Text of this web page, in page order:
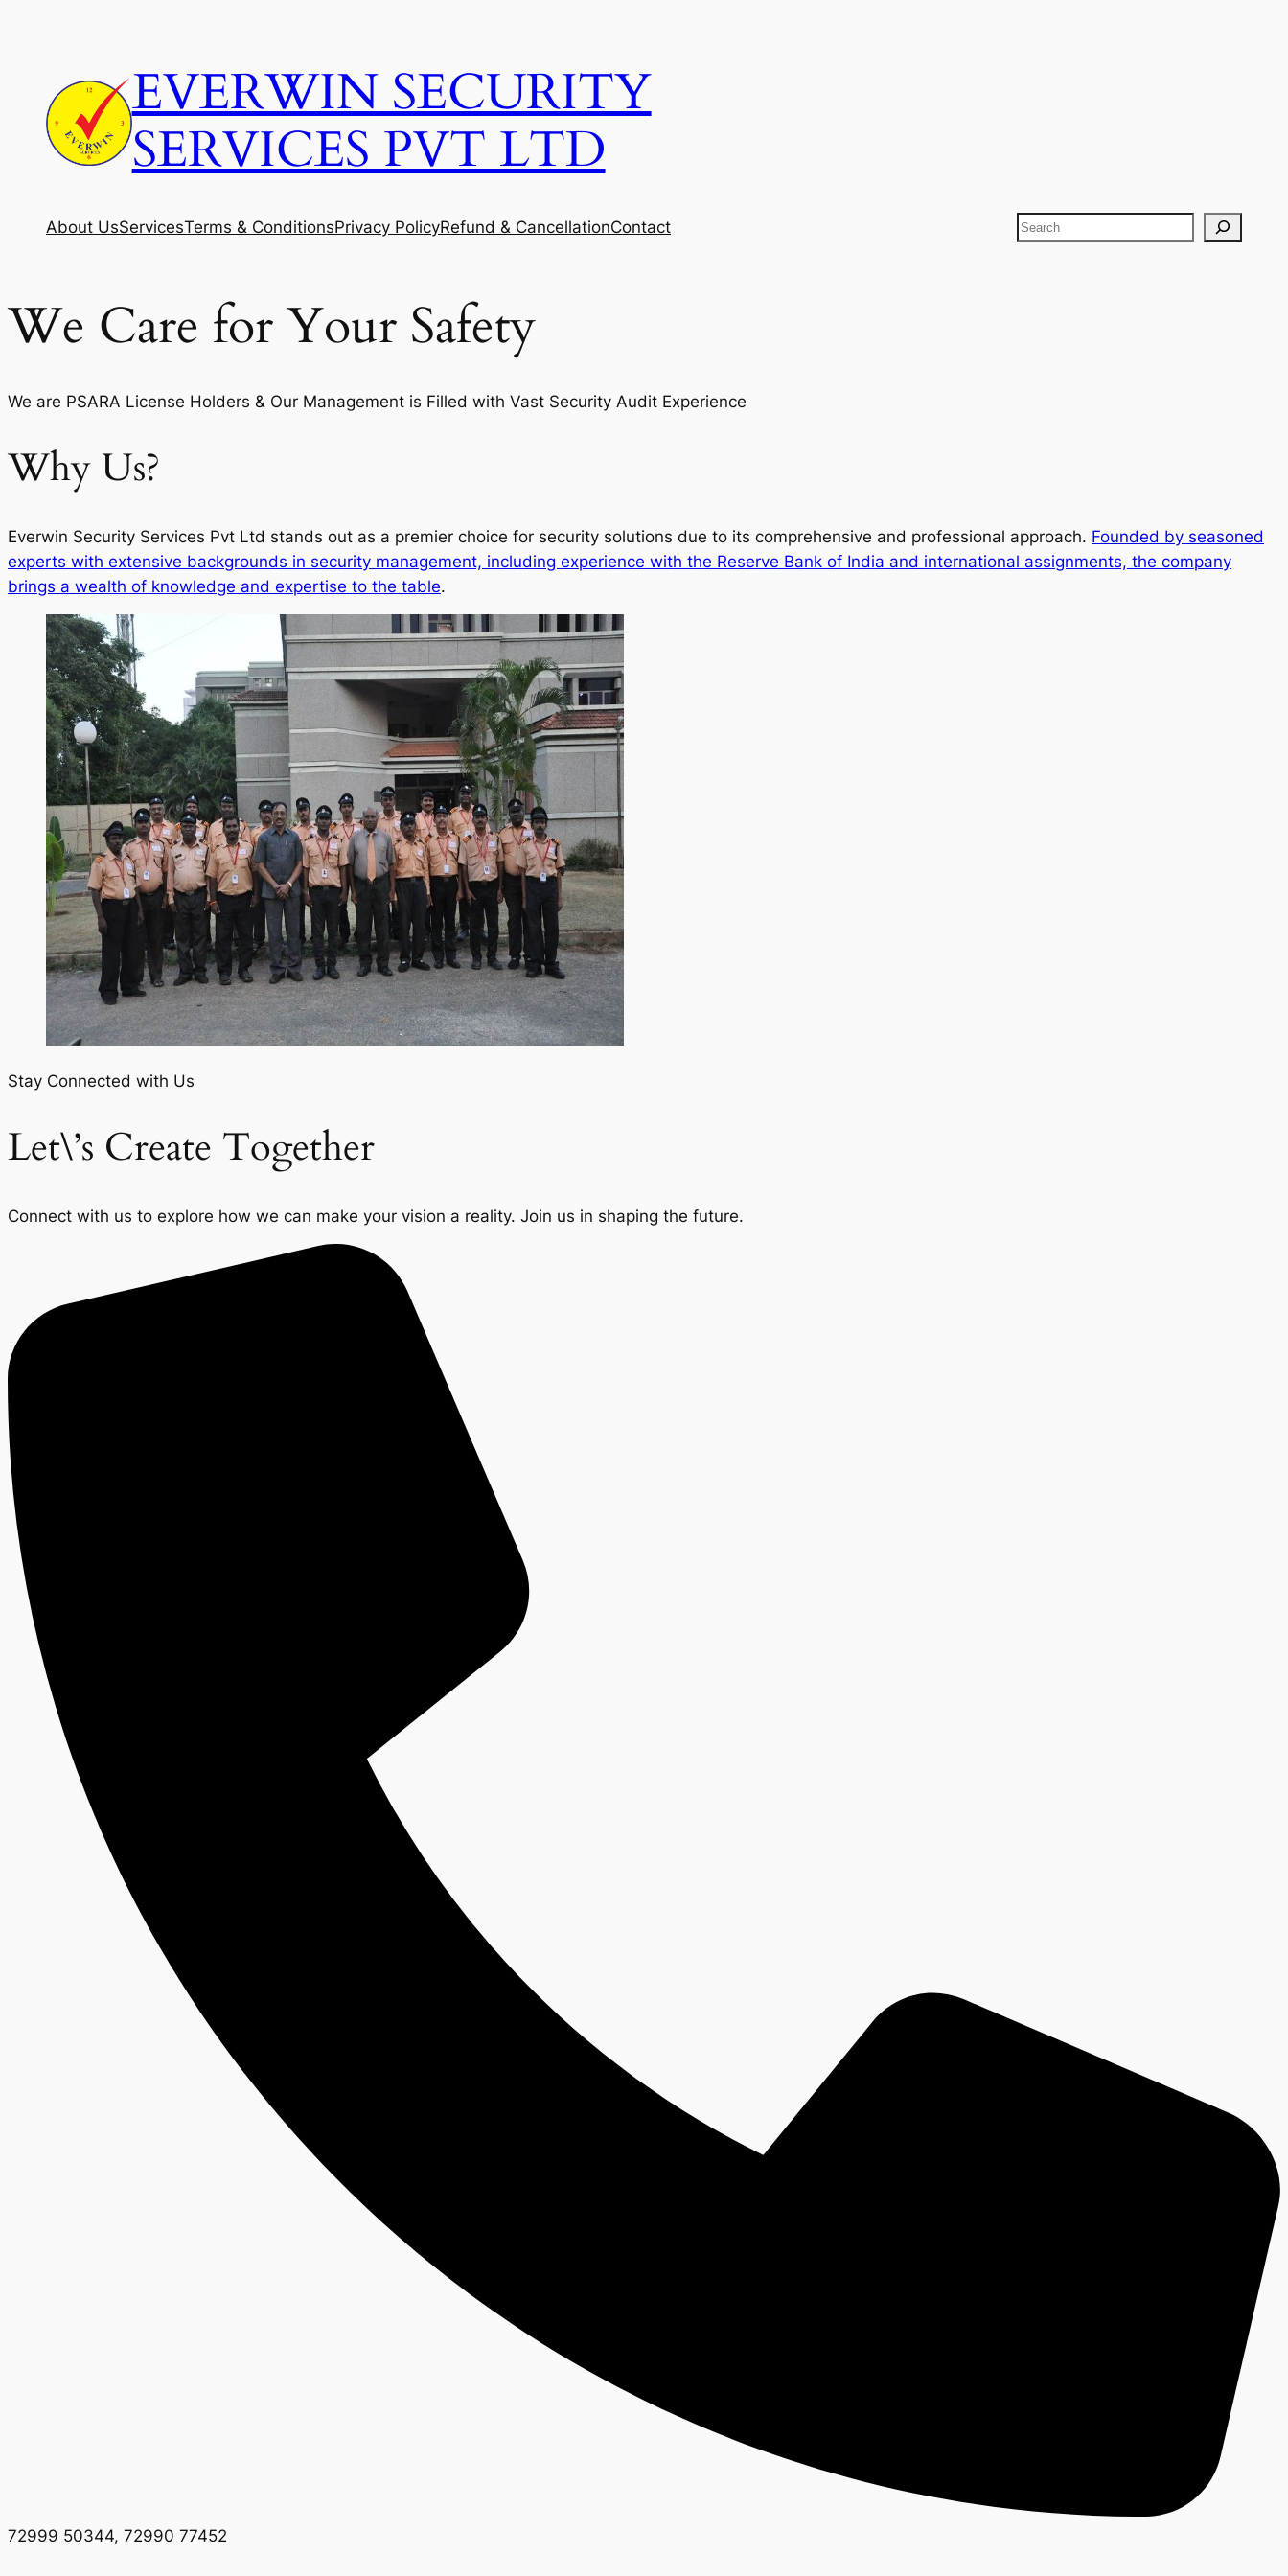
EVERWIN SECURITY
SERVICES PVT LTD
About UsServicesTerms & ConditionsPrivacy PolicyRefund & CancellationContact Search
We Care for Your Safety
We are PSARA License Holders & Our Management is Filled with Vast Security Audit Experience
Why Us?
Everwin Security Services Pvt Ltd stands out as a premier choice for security solutions due to its comprehensive and professional approach. Founded by seasoned
experts with extensive backgrounds in security management, including experience with the Reserve Bank of India and international assignments, the company
brings a wealth of knowledge and expertise to the table.
Stay Connected with Us
Let\’s Create Together
Connect with us to explore how we can make your vision a reality. Join us in shaping the future.
72999 50344, 72990 77452